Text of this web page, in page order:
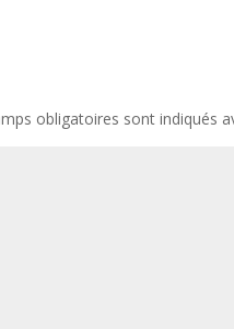
obligatoires sont indiqués